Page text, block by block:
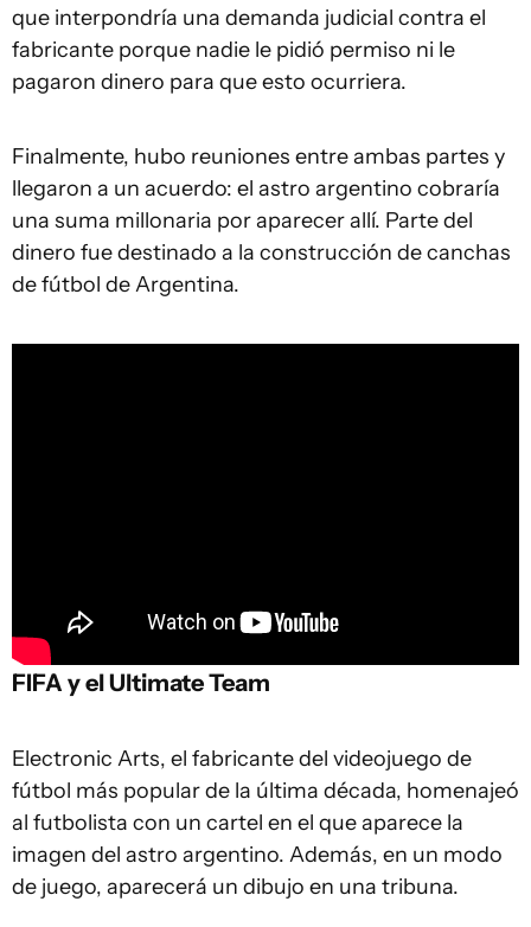
que interpondría una demanda judicial contra el
fabricante porque nadie le pidió permiso ni le
pagaron dinero para que esto ocurriera.
Finalmente, hubo reuniones entre ambas partes y
llegaron a un acuerdo: el astro argentino cobraría
una suma millonaria por aparecer allí. Parte del
dinero fue destinado a la construcción de canchas
de fútbol de Argentina.
FIFA y el Ultimate Team
Electronic Arts, el fabricante del videojuego de
fútbol más popular de la última década, homenajeó
al futbolista con un cartel en el que aparece la
imagen del astro argentino. Además, en un modo
de juego, aparecerá un dibujo en una tribuna.